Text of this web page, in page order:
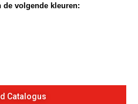
de volgende kleuren:
Catalogus